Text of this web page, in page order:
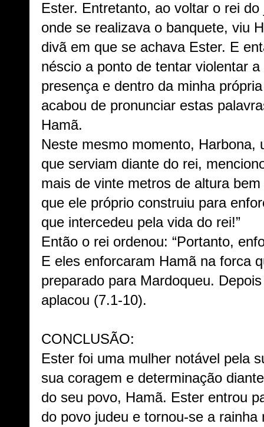
Ester. Entretanto, ao voltar o rei
onde se realizava o banquete, viu
divã em que se achava Ester. E
néscio a ponto de tentar violentar
presença e dentro da minha
acabou de pronunciar estas
Hamã.
Neste mesmo momento, Harbona,
que serviam diante do rei,
mais de vinte metros de altura
que ele próprio construiu para
que intercedeu pela vida do rei!”
Então o rei ordenou: “Portanto,
E eles enforcaram Hamã na forca
preparado para Mardoqueu.
aplacou (7.1-10).
CONCLUSÃO:
Ester foi uma mulher notável pela
sua coragem e determinação
do seu povo, Hamã. Ester entrou
do povo judeu e tornou-se a